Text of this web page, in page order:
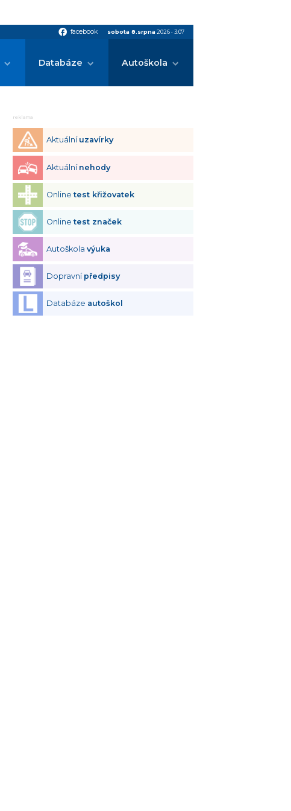
facebook facebook sobota 8.srpna 2026• 3:07
Databáze Autoškola
reklama
Aktuální uzavírky
Aktuální nehody
Onlinetest křižovatek
Onlinetest značek
Autoškolavýuka
Dopravní předpisy
Databáze autoškol